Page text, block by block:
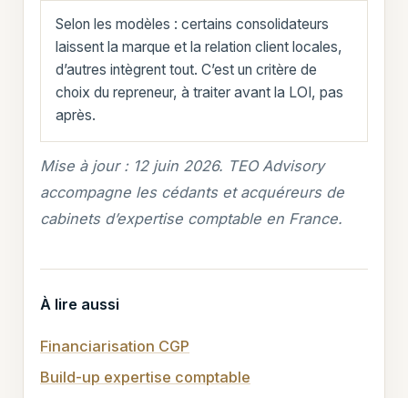
Selon les modèles : certains consolidateurs
laissent la marque et la relation client locales,
d’autres intègrent tout. C’est un critère de
choix du repreneur, à traiter avant la LOI, pas
après.
Mise à jour : 12 juin 2026. TEO Advisory
accompagne les cédants et acquéreurs de
cabinets d’expertise comptable en France.
À lire aussi
Financiarisation CGP
Build-up expertise comptable